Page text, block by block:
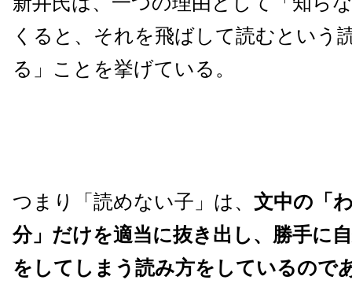
くると、それを飛ばして読むという
る」ことを挙げている。
つまり「読めない子」は、 文中の「
分」だけを適当に抜き出し、勝手に
をしてしまう読み方をしているので